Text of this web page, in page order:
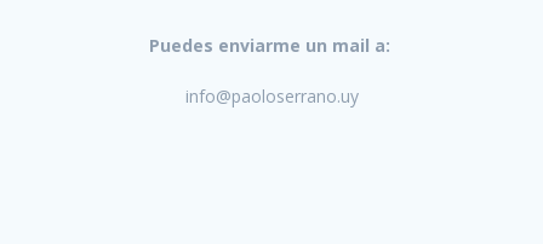
Puedes enviarme un mail a:
info@paoloserrano.uy